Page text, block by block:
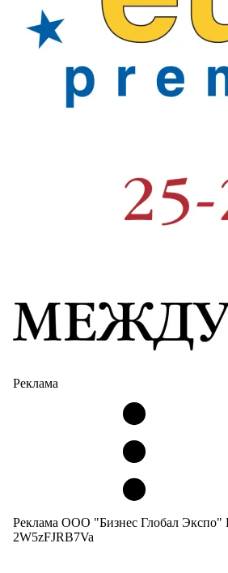
Реклама
Реклама ООО "Бизнес Глобал Экспо"
2W5zFJRB7Va